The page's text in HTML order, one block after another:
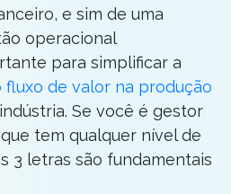
e sim de uma
operacional
para simplificar a
fluxo de valor na produção
Se você é gestor
tem qualquer nível de
3 letras são fundamentais